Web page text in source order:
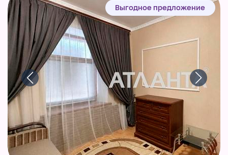
Выгодное предложение